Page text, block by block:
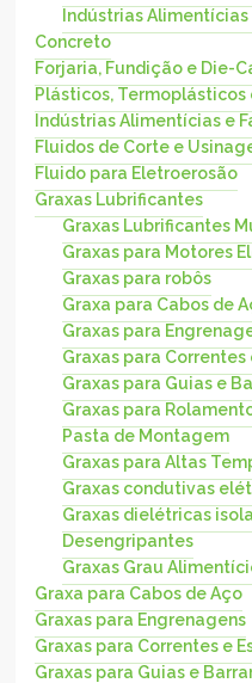
Indústrias
Concreto
Forjaria, Fundição e Die-
Plásticos,
Indústrias Alimentícias e
Fluidos de Corte e
Fluido para Eletroerosão
Graxas Lubrificantes
Graxas Lubrificantes
Graxas para Motores
Graxas para robôs
Graxa para Cabos de
Graxas para
Graxas para
Graxas para Guias e
Graxas para
Pasta de Montagem
Graxas para Altas
Graxas condutivas
Graxas dielétricas
Desengripantes
Graxas Grau
Graxa para Cabos de Aço
Graxas para Engrenagens
Graxas para Correntes e
Graxas para Guias e